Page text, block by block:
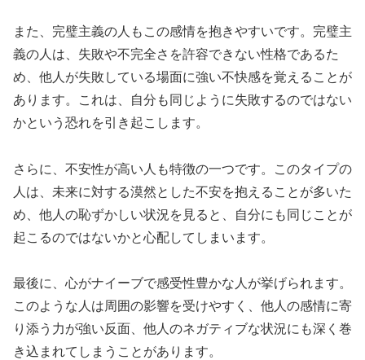
また、完璧主義の人もこの感情を抱きやすいです。完璧主
義の人は、失敗や不完全さを許容できない性格であるた
め、他人が失敗している場面に強い不快感を覚えることが
あります。これは、自分も同じように失敗するのではない
かという恐れを引き起こします。
さらに、不安性が高い人も特徴の一つです。このタイプの
人は、未来に対する漠然とした不安を抱えることが多いた
め、他人の恥ずかしい状況を見ると、自分にも同じことが
起こるのではないかと心配してしまいます。
最後に、心がナイーブで感受性豊かな人が挙げられます。
このような人は周囲の影響を受けやすく、他人の感情に寄
り添う力が強い反面、他人のネガティブな状況にも深く巻
き込まれてしまうことがあります。